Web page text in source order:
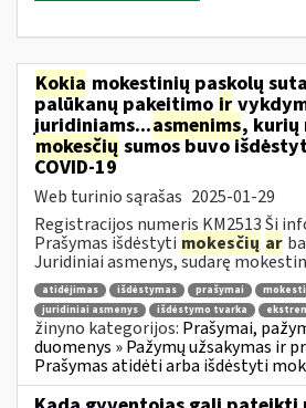
Kokia mokestinių paskolų
palūkanų pakeitimo ir
juridiniams...asmenims, kurių
mokesčių sumos buvo
COVID-19
Web turinio sąrašas 2025-01-29
Registracijos numeris KM2513 Ši
Prašymas išdėstyti mokesčių ar
Juridiniai asmenys, sudarę
atidėjimas išdėstymas prašymai
juridiniai asmenys
išdėstymo tvarka
žinyno kategorijos: Prašymai,
duomenys » Pažymų užsakymas ir
Prašymas atidėti arba išdėstyti